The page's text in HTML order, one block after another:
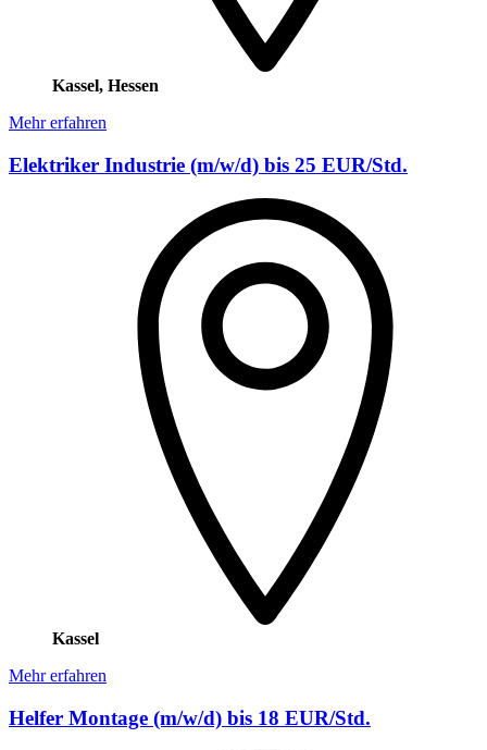
Kassel, Hessen
Mehr erfahren
Elektriker Industrie (m/w/d) bis 25 EUR/Std.
Kassel
Mehr erfahren
Helfer Montage (m/w/d) bis 18 EUR/Std.